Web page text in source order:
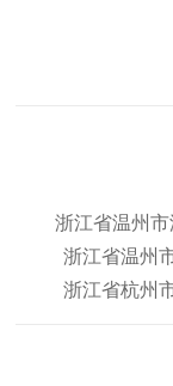
浙江省温州
浙江省温州
浙江省杭州